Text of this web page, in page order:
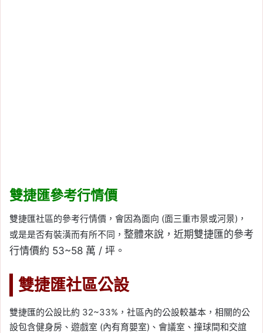
雙捷匯參考行情價
雙捷匯社區的參考行情價，會因為面向 (面三重市景或河景)，
或是是否有裝潢而有所不同， 整體來說，近期雙捷匯的參考
行情價約 53~58 萬 / 坪。
雙捷匯社區公設
雙捷匯的公設比約 32~33%，社區內的公設較基本，相關的公
設包含健身房、遊戲室 (內有育嬰室)、會議室、撞球間和交誼